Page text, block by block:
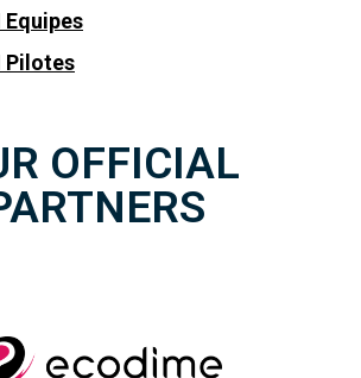
Equipes
Pilotes
OFFICIAL